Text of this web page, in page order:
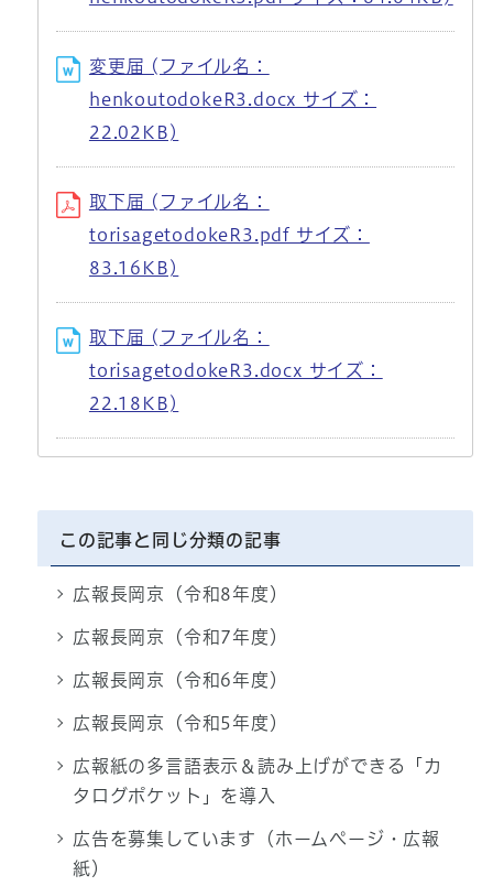
変更届 (ファイル名：
henkoutodokeR3.docx サイズ：
22.02KB)
取下届 (ファイル名：
torisagetodokeR3.pdf サイズ：
83.16KB)
取下届 (ファイル名：
torisagetodokeR3.docx サイズ：
22.18KB)
この記事と同じ分類の記事
広報長岡京（令和8年度）
広報長岡京（令和7年度）
広報長岡京（令和6年度）
広報長岡京（令和5年度）
広報紙の多言語表示＆読み上げができる「カ
タログポケット」を導入
広告を募集しています（ホームページ・広報
紙）